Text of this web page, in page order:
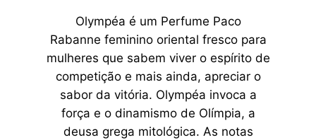
Olympéa é um Perfume Paco
Rabanne feminino oriental fresco para
mulheres que sabem viver o espírito de
competição e mais ainda, apreciar o
sabor da vitória. Olympéa invoca a
força e o dinamismo de Olímpia, a
deusa grega mitológica. As notas